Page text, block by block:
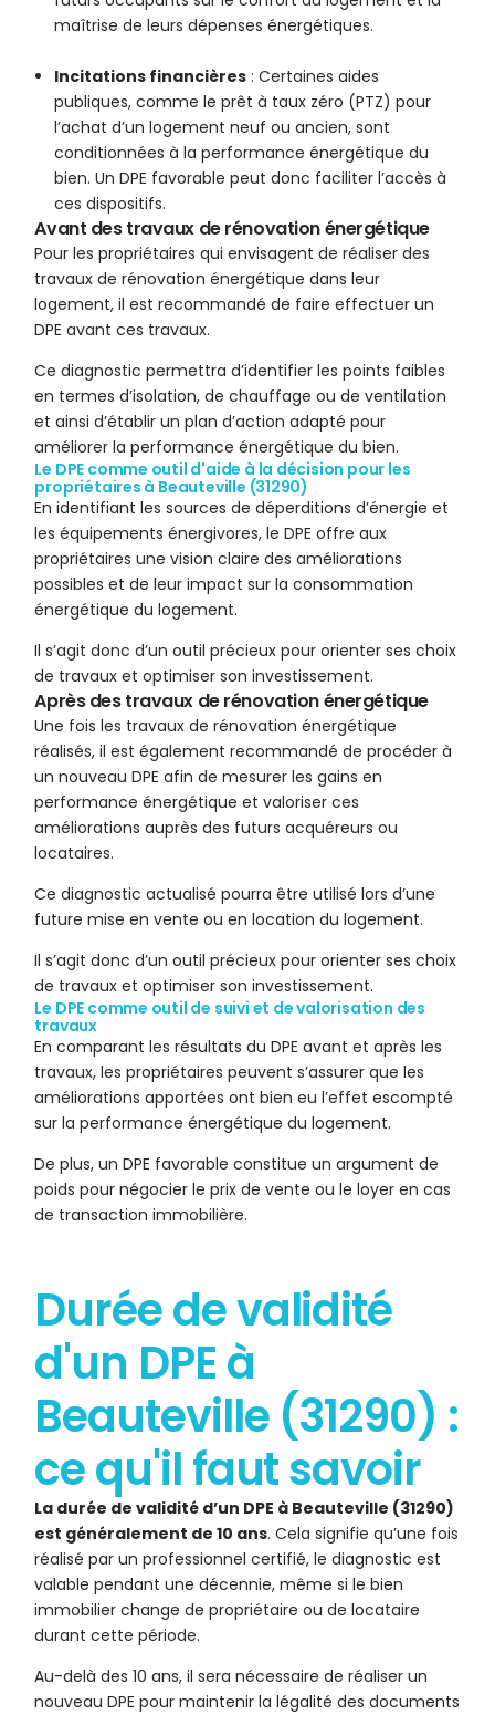
maîtrise de leurs dépenses énergétiques.
Incitations financières : Certaines aides
publiques, comme le prêt à taux zéro (PTZ) pour
l’achat d’un logement neuf ou ancien, sont
conditionnées à la performance énergétique du
bien. Un DPE favorable peut donc faciliter l’accès à
ces dispositifs.
Avant des travaux de rénovation énergétique
Pour les propriétaires qui envisagent de réaliser des
travaux de rénovation énergétique dans leur
logement, il est recommandé de faire effectuer un
DPE avant ces travaux.
Ce diagnostic permettra d’identifier les points faibles
en termes d’isolation, de chauffage ou de ventilation
et ainsi d’établir un plan d’action adapté pour
améliorer la performance énergétique du bien.
Le DPE comme outil d'aide à la décision pour les
propriétaires à Beauteville (31290)
En identifiant les sources de déperditions d’énergie et
les équipements énergivores, le DPE offre aux
propriétaires une vision claire des améliorations
possibles et de leur impact sur la consommation
énergétique du logement.
Il s’agit donc d’un outil précieux pour orienter ses choix
de travaux et optimiser son investissement.
Après des travaux de rénovation énergétique
Une fois les travaux de rénovation énergétique
réalisés, il est également recommandé de procéder à
un nouveau DPE afin de mesurer les gains en
performance énergétique et valoriser ces
améliorations auprès des futurs acquéreurs ou
locataires.
Ce diagnostic actualisé pourra être utilisé lors d’une
future mise en vente ou en location du logement.
Il s’agit donc d’un outil précieux pour orienter ses choix
de travaux et optimiser son investissement.
Le DPE comme outil de suivi et de valorisation des
travaux
En comparant les résultats du DPE avant et après les
travaux, les propriétaires peuvent s’assurer que les
améliorations apportées ont bien eu l’effet escompté
sur la performance énergétique du logement.
De plus, un DPE favorable constitue un argument de
poids pour négocier le prix de vente ou le loyer en cas
de transaction immobilière.
Durée de validité
d'un DPE à
Beauteville (31290) :
ce qu'il faut savoir
La durée de validité d’un DPE à Beauteville (31290)
est généralement de 10 ans. Cela signifie qu’une fois
réalisé par un professionnel certifié, le diagnostic est
valable pendant une décennie, même si le bien
immobilier change de propriétaire ou de locataire
durant cette période.
Au-delà des 10 ans, il sera nécessaire de réaliser un
nouveau DPE pour maintenir la légalité des documents